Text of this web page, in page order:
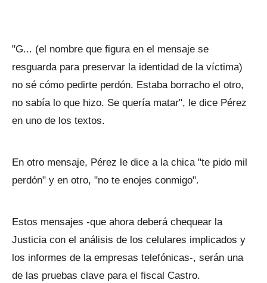
"G... (el nombre que figura en el mensaje se
resguarda para preservar la identidad de la víctima)
no sé cómo pedirte perdón. Estaba borracho el otro,
no sabía lo que hizo. Se quería matar", le dice Pérez
en uno de los textos.
En otro mensaje, Pérez le dice a la chica "te pido mil
perdón" y en otro, "no te enojes conmigo".
Estos mensajes -que ahora deberá chequear la
Justicia con el análisis de los celulares implicados y
los informes de la empresas telefónicas-, serán una
de las pruebas clave para el fiscal Castro.